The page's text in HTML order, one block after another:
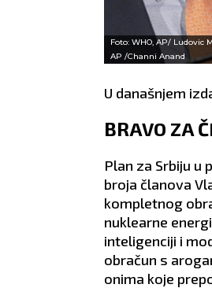
Foto: WHO, AP/ Ludovic
AP /Channi Anand
U današnjem
BRAVO ZA
Plan za Srbiju u
broja članova
kompletnog
nuklearne
inteligenciji i
obračun s
onima koje